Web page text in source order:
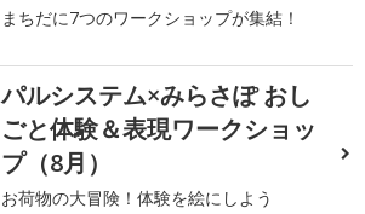
まちだに7つのワークショップが集結！
パルシステム×みらさぽ おし
ごと体験＆表現ワークショッ
プ（8月）
お荷物の大冒険！体験を絵にしよう